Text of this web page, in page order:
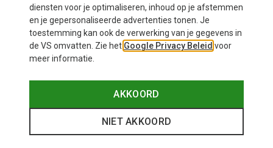
diensten voor je optimaliseren, inhoud op je afstemmen
en je gepersonaliseerde advertenties tonen. Je
toestemming kan ook de verwerking van je gegevens in
de VS omvatten. Zie het Google Privacy Beleid voor
meer informatie.
AKKOORD
NIET AKKOORD